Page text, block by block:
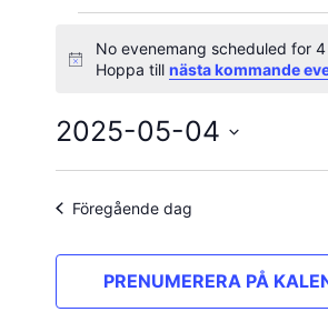
Evenemang
4
maj
2025
Notis
No evenemang scheduled for
Hoppa till nästa kommande
2025-05-04
Välj
Föregående dag
PRENUMERERA PÅ